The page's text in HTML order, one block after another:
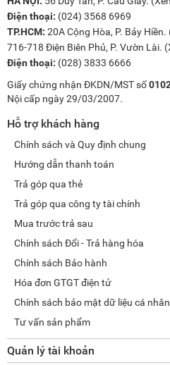
Điện thoại: (024) 3568 6969
TP.HCM: 20A Cộng Hòa, P. Bảy Hiền.
716-718 Điện Biên Phủ, P. Vườn Lài. (
Điện thoại: (028) 3833 6666
Giấy chứng nhận ĐKDN/MST số
Nội cấp ngày 29/03/2007.
Hỗ trợ khách hàng
Chính sách và Quy định chung
Hướng dẫn thanh toán
Trả góp qua thẻ
Trả góp qua công ty tài chính
Mua trước trả sau
Chính sách Đổi - Trả hàng hóa
Chính sách Bảo hành
Hóa đơn GTGT điện tử
Chính sách bảo mật dữ liệu cá nhân
Tư vấn sản phẩm
Quản lý tài khoản